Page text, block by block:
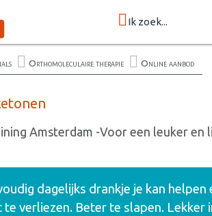
Ik zoek...
Orthomoleculaire therapie Online aanbod
Amsterdam -Voor een leuker en
dagelijks drankje je kan
te verliezen. Beter te slapen. Lekker